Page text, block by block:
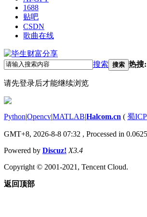
1688
贴吧
CSDN
歌曲在线
搜索 搜索 热搜:
请先登录后才能继续浏览
Python|Opencv|MATLAB|Halcom.cn ( 蜀
GMT+8, 2026-8-8 07:32 , Processed in
Powered by Discuz! X3.4
Copyright © 2001-2021, Tencent Cloud.
返回顶部